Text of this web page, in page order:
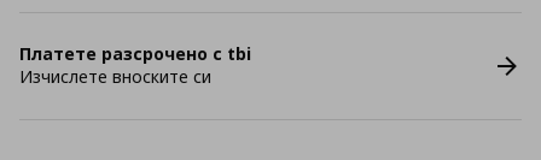
Платете разсрочено с tbi
Изчислете вноските си